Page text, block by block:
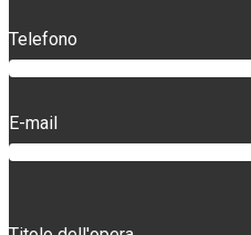
Telefono
E-mail